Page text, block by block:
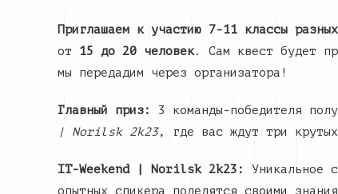
Приглашаем к участию 7-11 классы
от 15 до 20 человек. Сам квест будет
мы передадим через организатора!
Главный приз: 3 команды-победителя
| Norilsk 2k23, где вас ждут три крутых
IT-Weekend | Norilsk 2k23:
Уникальное
опытных спикера поделятся своими